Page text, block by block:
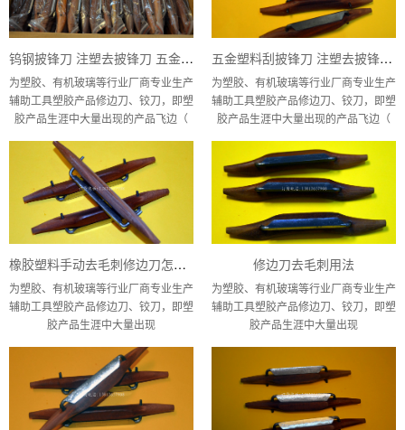
钨钢披锋刀 注塑去披锋刀 五金披锋刀 刮塑料披锋刀
为塑胶、有机玻璃等行业厂商专业生产
辅助工具塑胶产品修边刀、铰刀，即塑
胶产品生涯中大量出现的产品飞边（
五金塑料刮披锋刀 注塑去披锋刀 钨钢披锋刀
为塑胶、有机玻璃等行业厂商专业生产
辅助工具塑胶产品修边刀、铰刀，即塑
胶产品生涯中大量出现的产品飞边（
橡胶塑料手动去毛刺修边刀怎么磨
为塑胶、有机玻璃等行业厂商专业生产
辅助工具塑胶产品修边刀、铰刀，即塑
胶产品生涯中大量出现
修边刀去毛刺用法
为塑胶、有机玻璃等行业厂商专业生产
辅助工具塑胶产品修边刀、铰刀，即塑
胶产品生涯中大量出现